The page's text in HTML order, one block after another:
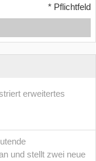
* Pflichtfeld
erweitertes
und stellt zwei neue